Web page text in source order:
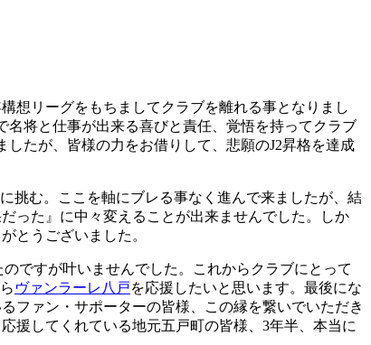
想リーグをもちましてクラブを離れる事となりまし
将と仕事が出来る喜びと責任、覚悟を持ってクラブ
たが、皆様の力をお借りして、悲願のJ2昇格を達成
挑む。ここを軸にブレる事なく進んで来ましたが、結
った』に中々変えることが出来ませんでした。しか
とうございました。
ですが叶いませんでした。これからクラブにとって
ヴァンラーレ八戸を応援したいと思います。最後にな
ファン・サポーターの皆様、この縁を繋いでいただき
援してくれている地元五戸町の皆様、3年半、本当に